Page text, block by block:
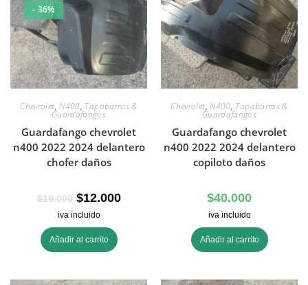
- 36%
Chevrolet,N400, Tapabarros &
Guardafangos
Guardafango chevrolet
n400 2022 2024 delantero
chofer daños
$19.000 $12.000
iva incluido
Añadir al carrito
Chevrolet,N400, Tapabarros &
Guardafangos
Guardafango chevrolet
n400 2022 2024 delantero
copiloto daños
$40.000
iva incluido
Añadir al carrito